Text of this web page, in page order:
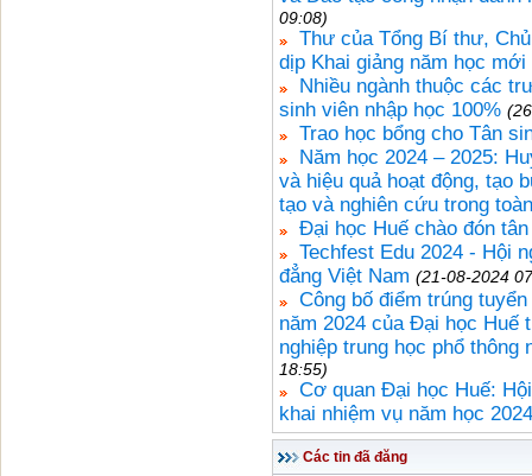
09:08)
Thư của Tổng Bí thư,
dịp Khai giảng năm học mới
Nhiều ngành thuộc các
sinh viên nhập học 100%
Trao học bổng cho Tân
Năm học 2024 – 2025:
và hiệu quả hoạt động, tạo
tạo và nghiên cứu trong
Đại học Huế chào đón
Techfest Edu 2024 - Hội
đẳng Việt Nam (21-08-2024
Công bố điểm trúng
năm 2024 của Đại học
nghiệp trung học phổ thông
18:55)
Cơ quan Đại học Huế:
khai nhiệm vụ năm học
Các tin đã đăng